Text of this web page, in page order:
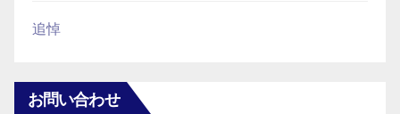
追悼
お問い合わせ